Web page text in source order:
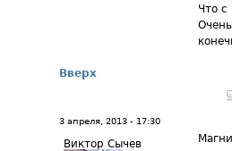
Что
Вверх
3 апреля, 2013 - 17:30
Виктор Сычев